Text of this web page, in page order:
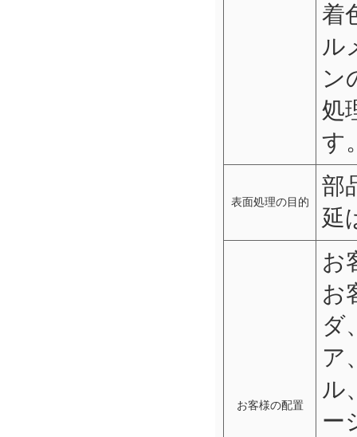
着
ル
ン
処
す
表面処理の目的
部
延
お客様の配置
お
お
ダ
ア
ル
ー